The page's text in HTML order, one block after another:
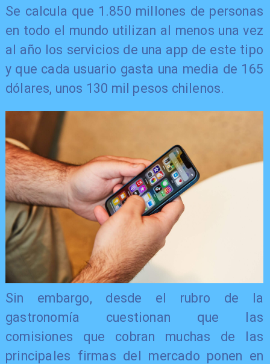
Se calcula que 1.850 millones de personas
en todo el mundo utilizan al menos una vez
al año los servicios de una app de este tipo
y que cada usuario gasta una media de 165
dólares, unos 130 mil pesos chilenos.
Sin embargo, desde el rubro de la
gastronomía cuestionan que las
comisiones que cobran muchas de las
principales firmas del mercado ponen en